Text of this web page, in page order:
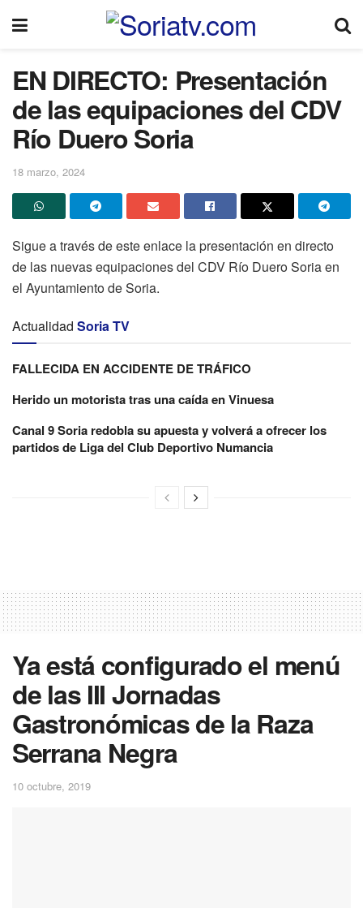
EN DIRECTO: Presentación
de las equipaciones del CDV
Río Duero Soria
18 marzo, 2024
Sigue a través de este enlace la presentación en directo
de las nuevas equipaciones del CDV Río Duero Soria en
el Ayuntamiento de Soria.
Actualidad Soria TV
FALLECIDA EN ACCIDENTE DE TRÁFICO
Herido un motorista tras una caída en Vinuesa
Canal 9 Soria redobla su apuesta y volverá a ofrecer los
partidos de Liga del Club Deportivo Numancia
Ya está configurado el menú
de las III Jornadas
Gastronómicas de la Raza
Serrana Negra
10 octubre, 2019